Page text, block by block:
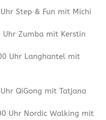
Step & Fun mit Michi
Zumba mit Kerstin
Uhr Langhantel mit
QiGong mit Tatjana
Uhr Nordic Walking mit